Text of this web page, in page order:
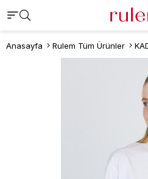
Anasayfa Rulem Tüm Ürünler